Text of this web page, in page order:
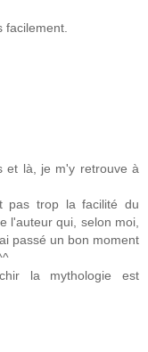
et là, je m'y retrouve à
pas trop la facilité du
l'auteur qui, selon moi,
passé un bon moment
la mythologie est